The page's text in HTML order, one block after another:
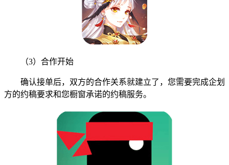
（3）合作开始
确认接单后，双方的合作关系就建立了，您需要完成企划
方的约稿要求和您橱窗承诺的约稿服务。